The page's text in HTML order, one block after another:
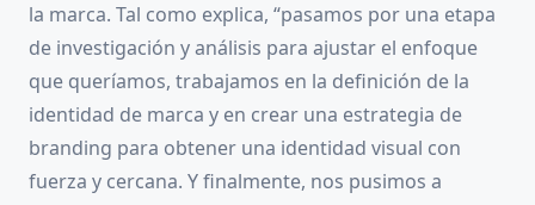
la marca. Tal como explica, “pasamos por una etapa
de investigación y análisis para ajustar el enfoque
que queríamos, trabajamos en la definición de la
identidad de marca y en crear una estrategia de
branding para obtener una identidad visual con
fuerza y cercana. Y finalmente, nos pusimos a